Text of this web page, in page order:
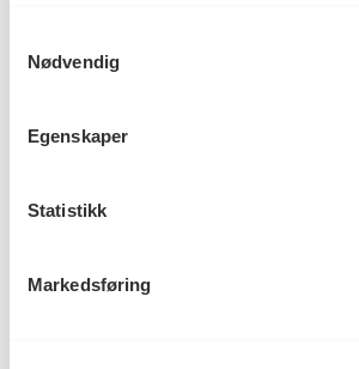
Nødvendig
Egenskaper
Statistikk
Markedsføring
Varighet